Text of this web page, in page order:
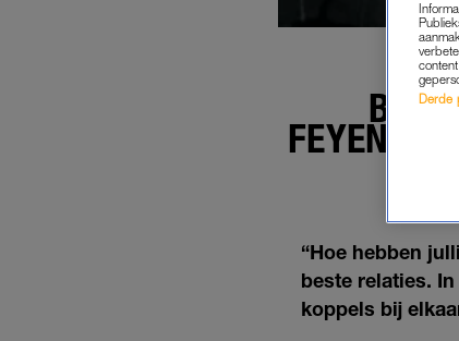
“Hoe hebben
beste relaties.
koppels bij
Derde